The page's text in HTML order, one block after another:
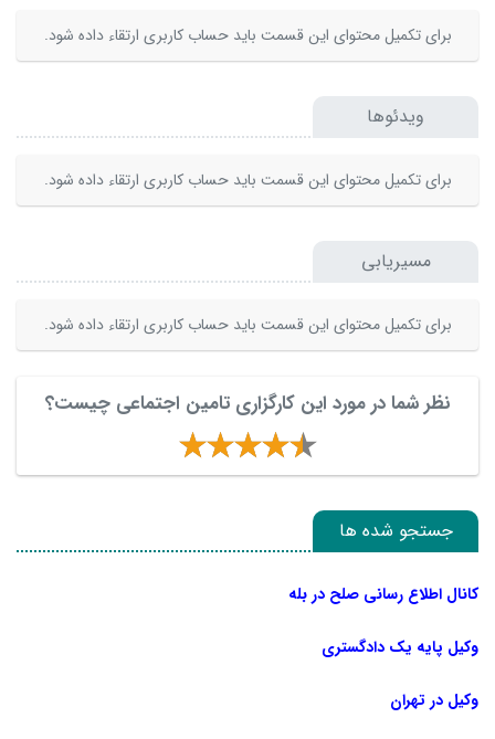
برای تکمیل محتوای این قسمت باید حساب کاربری ارتقاء داده شود.
ویدئوها
برای تکمیل محتوای این قسمت باید حساب کاربری ارتقاء داده شود.
مسیریابی
برای تکمیل محتوای این قسمت باید حساب کاربری ارتقاء داده شود.
نظر شما در مورد این کارگزاری تامین اجتماعی چیست؟
جستجو شده ها
کانال اطلاع رسانی صلح در بله
وکیل پایه یک دادگستری
وکیل در تهران